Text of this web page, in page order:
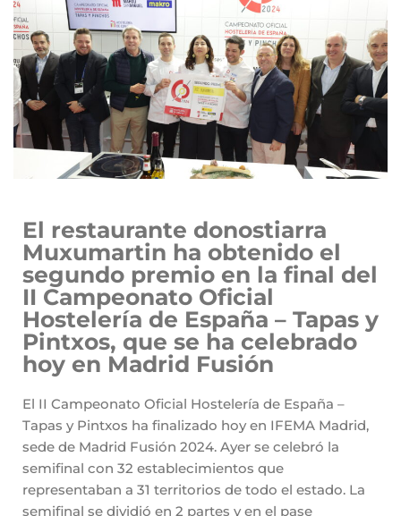
El restaurante donostiarra
Muxumartin ha obtenido el
segundo premio en la final del
II Campeonato Oficial
Hostelería de España – Tapas y
Pintxos, que se ha celebrado
hoy en Madrid Fusión
El II Campeonato Oficial Hostelería de España –
Tapas y Pintxos ha finalizado hoy en IFEMA Madrid,
sede de Madrid Fusión 2024. Ayer se celebró la
semifinal con 32 establecimientos que
representaban a 31 territorios de todo el estado. La
semifinal se dividió en 2 partes y en el pase